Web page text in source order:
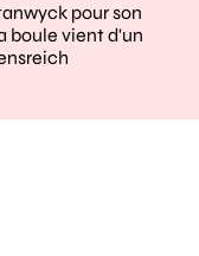
pour son
boule vient d'un